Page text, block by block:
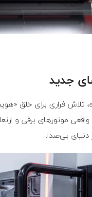
جدید
تلاش فراری برای خلق
موتورهای برقی و
دنیای بی‌صدا.